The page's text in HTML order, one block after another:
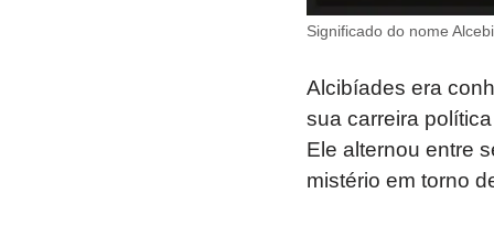
Significado do nome
Alcibíades era
sua carreira
Ele alternou entre
mistério em torno